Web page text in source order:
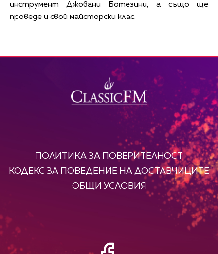
инструмент Джовани Ботезини, а също ще
проведе и свой майсторски клас.
ПОЛИТИКА ЗА ПОВЕРИТЕЛНОСТ
КОДЕКС ЗА ПОВЕДЕНИЕ НА ДОСТАВЧИЦИТЕ
ОБЩИ УСЛОВИЯ